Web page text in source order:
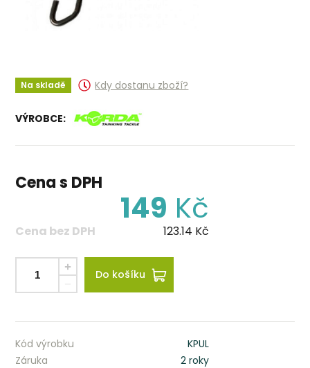
Na skladě Kdy dostanu zboží?
VÝROBCE:
Cena s DPH
149 Kč
Cena bez DPH 123.14 Kč
Do košíku
Kód výrobku
KPUL
Záruka
2 roky